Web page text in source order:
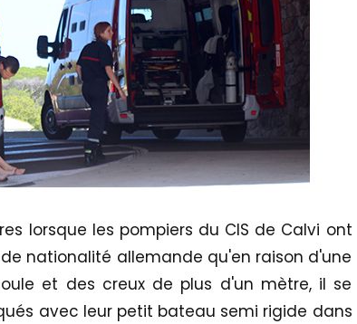
lorsque les pompiers du CIS de Calvi ont
nationalité allemande qu'en raison d'une
et des creux de plus d'un mètre, il se
avec leur petit bateau semi rigide dans